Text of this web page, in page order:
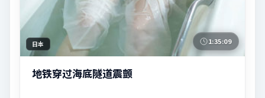
日本 1:35:09
地铁穿过海底隧道震颤